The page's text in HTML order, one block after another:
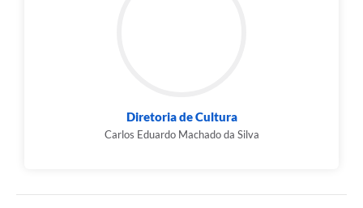
Diretoria de Cultura
Carlos Eduardo Machado da Silva